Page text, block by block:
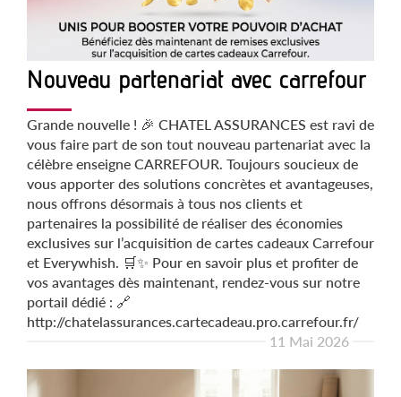
Nouveau partenariat avec carrefour
Grande nouvelle ! 🎉 CHATEL ASSURANCES est ravi de
vous faire part de son tout nouveau partenariat avec la
célèbre enseigne CARREFOUR. Toujours soucieux de
vous apporter des solutions concrètes et avantageuses,
nous offrons désormais à tous nos clients et
partenaires la possibilité de réaliser des économies
exclusives sur l’acquisition de cartes cadeaux Carrefour
et Everywhish. 🛒✨ Pour en savoir plus et profiter de
vos avantages dès maintenant, rendez-vous sur notre
portail dédié : 🔗
http://chatelassurances.cartecadeau.pro.carrefour.fr/
11 Mai 2026